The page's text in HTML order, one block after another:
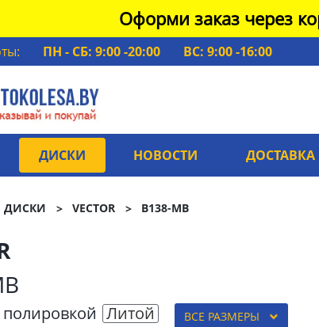
Оформи заказ через
ПН - СБ: 9:00 -20:00
ВС: 9:00 -16:00
ДИСКИ НОВОСТИ ДОСТАВКА
ДИСКИ VECTOR B138-MB
Литой ВСЕ РАЗМЕРЫ